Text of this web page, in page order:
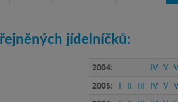
jídelníčků:
2004: IV V
2005:
I II III IV V